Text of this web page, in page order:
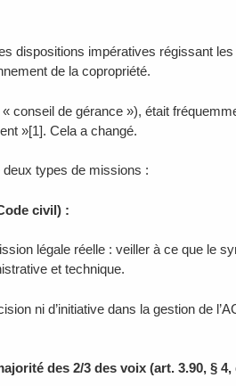
dispositions impératives régissant les
de la copropriété.
conseil de gérance »), était
»[1]. Cela a changé.
deux types de missions :
civil) :
légale réelle : veiller à ce que le
et technique.
ni d’initiative dans la gestion de
des 2/3 des voix (art. 3.90, §